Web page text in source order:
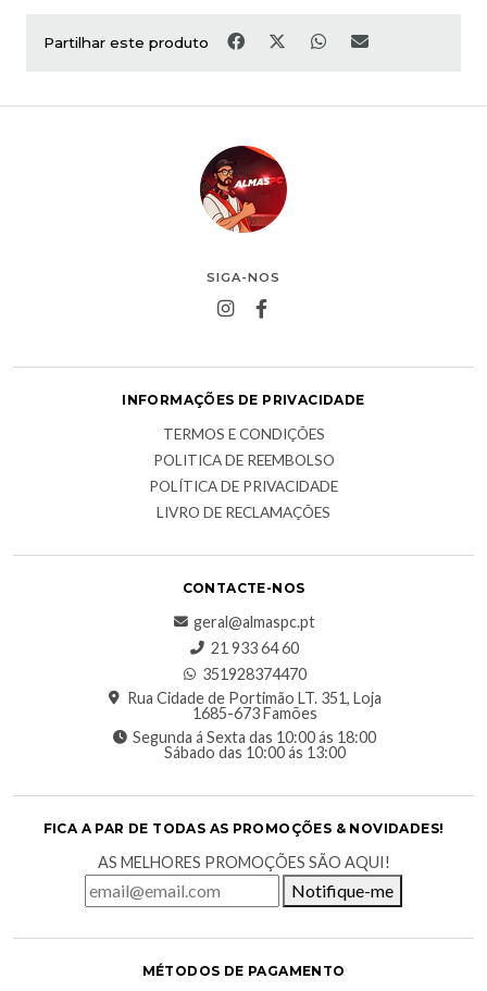
Partilhar este produto
SIGA-NOS
INFORMAÇÕES DE PRIVACIDADE
TERMOS E CONDIÇÕES
POLITICA DE REEMBOLSO
POLÍTICA DE PRIVACIDADE
LIVRO DE RECLAMAÇÕES
CONTACTE-NOS
geral@almaspc.pt
21 933 64 60
351928374470
Rua Cidade de Portimão LT. 351, Loja
1685-673 Famões
Segunda á Sexta das 10:00 ás 18:00
Sábado das 10:00 ás 13:00
FICA A PAR DE TODAS AS PROMOÇÕES & NOVIDADES!
AS MELHORES PROMOÇÕES SÃO AQUI!
Notifique-me
MÉTODOS DE PAGAMENTO